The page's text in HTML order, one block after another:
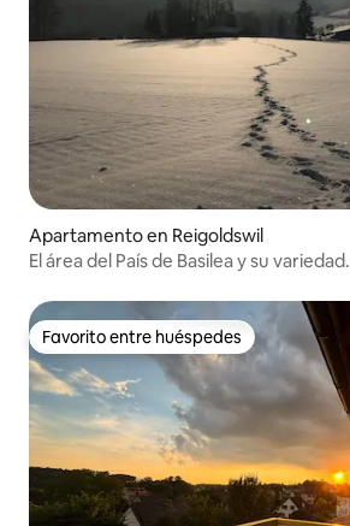
Apartamento en Reigoldswil
El área del País de Basilea y su variedad.
Favorito entre huéspedes
Favorito entre huéspedes